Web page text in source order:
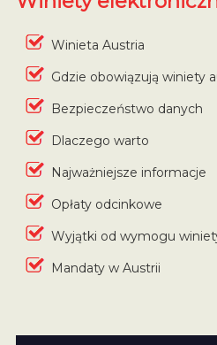
Winieta Austria
Gdzie obowiązują winiety
Bezpieczeństwo danych
Dlaczego warto
Najważniejsze informacje
Opłaty odcinkowe
Wyjątki od wymogu
Mandaty w Austrii